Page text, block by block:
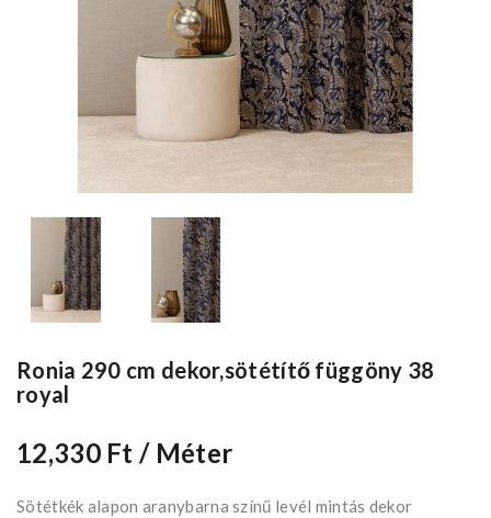
Ronia 290 cm dekor,sötétítő függöny 38
royal
12,330 Ft/ Méter
Sötétkék alapon aranybarna színű levél mintás dekor